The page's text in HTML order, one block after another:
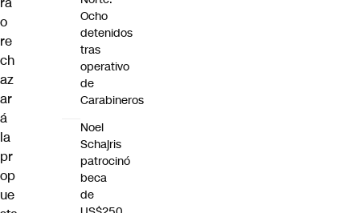
o
re
ch
az
ar
á
la
pr
op
ue
Ocho
detenidos
tras
operativo
de
Carabineros
Noel
Schajris
patrocinó
beca
de